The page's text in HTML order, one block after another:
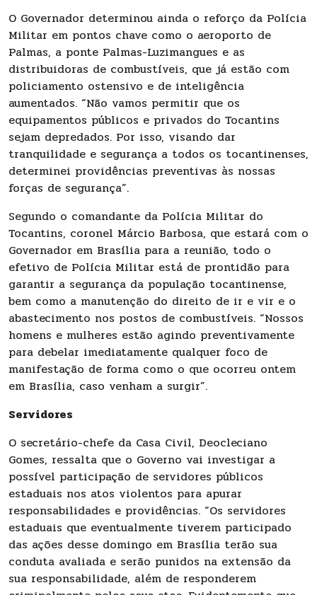
O Governador determinou ainda o reforço da Polícia
Militar em pontos chave como o aeroporto de
Palmas, a ponte Palmas-Luzimangues e as
distribuidoras de combustíveis, que já estão com
policiamento ostensivo e de inteligência
aumentados. “Não vamos permitir que os
equipamentos públicos e privados do Tocantins
sejam depredados. Por isso, visando dar
tranquilidade e segurança a todos os tocantinenses,
determinei providências preventivas às nossas
forças de segurança”.
Segundo o comandante da Polícia Militar do
Tocantins, coronel Márcio Barbosa, que estará com o
Governador em Brasília para a reunião, todo o
efetivo de Polícia Militar está de prontidão para
garantir a segurança da população tocantinense,
bem como a manutenção do direito de ir e vir e o
abastecimento nos postos de combustíveis. “Nossos
homens e mulheres estão agindo preventivamente
para debelar imediatamente qualquer foco de
manifestação de forma como o que ocorreu ontem
em Brasília, caso venham a surgir”.
Servidores
O secretário-chefe da Casa Civil, Deocleciano
Gomes, ressalta que o Governo vai investigar a
possível participação de servidores públicos
estaduais nos atos violentos para apurar
responsabilidades e providências. “Os servidores
estaduais que eventualmente tiverem participado
das ações desse domingo em Brasília terão sua
conduta avaliada e serão punidos na extensão da
sua responsabilidade, além de responderem